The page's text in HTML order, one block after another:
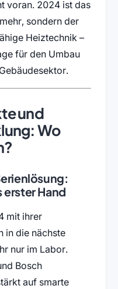
voran. 2024 ist das
sondern der
Heiztechnik –
für den Umbau
und
Wo
erster Hand
mit ihrer
in die nächste
nur im Labor.
Bosch
auf smarte